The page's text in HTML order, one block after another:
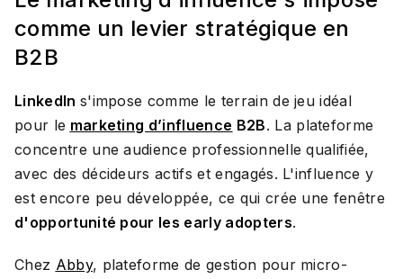
comme un levier stratégique en
B2B
LinkedIn s'impose comme le terrain de jeu idéal
pour le marketing d’influence B2B. La plateforme
concentre une audience professionnelle qualifiée,
avec des décideurs actifs et engagés. L'influence y
est encore peu développée, ce qui crée une fenêtre
d'opportunité pour les early adopters.
Chez Abby, plateforme de gestion pour micro-